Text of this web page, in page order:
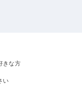
きな方
い